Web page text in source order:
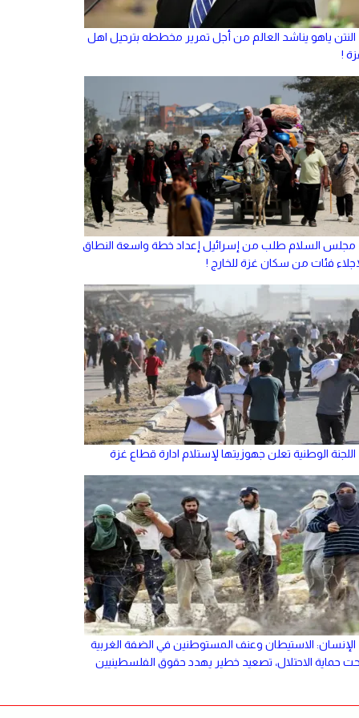
النتن ياهو يناشد العالم من أجل تمرير مخططه بترحيل اهل
!
مجلس السلام طلب من إسرائيل إعداد خطة واسعة النطاق
فئات من سكان غزة للخارج !
اللجنة الوطنية تعلن جهوزيتها لإستلام ادارة قطاع غزة
الإنسان: الاستيطان وعنف المستوطنين في الضفة الغربية
حماية الاحتلال، تصعيد خطير يهدد حقوق الفلسطينيين